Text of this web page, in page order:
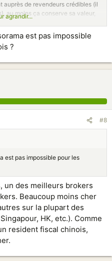
de revendeurs crédibles (il
au moins ça conserve sa valeur,
lors des crises
de Ponzi, même si
des bénéfices
agrandir...
est pas impossible
?
#8
est pas impossible pour les
un des meilleurs brokers
Beaucoup moins cher
sur la plupart des
HK, etc.). Comme
resident fiscal chinois,